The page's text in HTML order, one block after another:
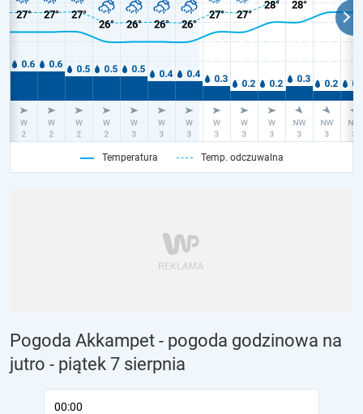
Temperatura Temp. odczuwalna
Pogoda Akkampet - pogoda godzinowa na
jutro - piątek 7 sierpnia
00:00